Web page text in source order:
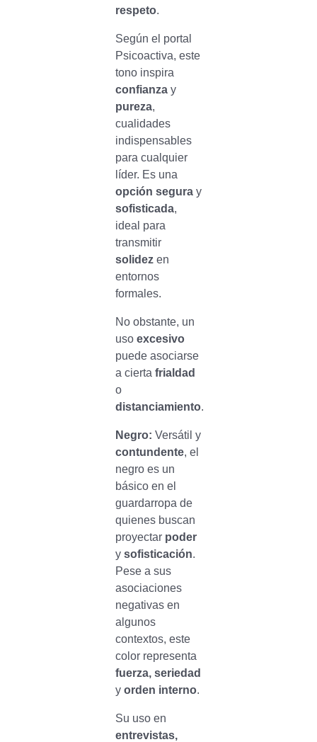
respeto.
Según el portal
Psicoactiva, este
tono inspira
confianzay
pureza,
cualidades
indispensables
para cualquier
líder. Es una
opción seguray
sofisticada,
ideal para
transmitir
solidez en
entornos
formales.
No obstante, un
uso excesivo
puede asociarse
a cierta frialdad
o
distanciamiento.
Negro: Versátil y
contundente, el
negro es un
básico en el
guardarropa de
quienes buscan
proyectar poder
y sofisticación.
Pese a sus
asociaciones
negativas en
algunos
contextos, este
color representa
fuerza, seriedad
y orden interno.
Su uso en
entrevistas,